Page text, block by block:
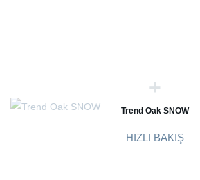
Trend Oak SNOW
HIZLI BAKIŞ